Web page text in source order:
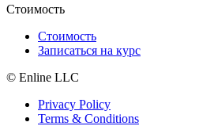
Стоимость
Стоимость
Записаться на курс
© Enline LLC
Privacy Policy
Terms & Conditions